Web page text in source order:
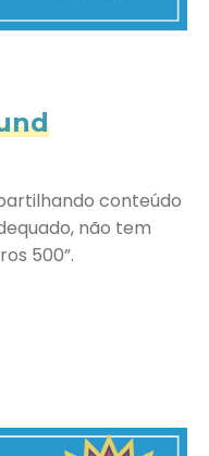
conteúdo
não tem
500”.